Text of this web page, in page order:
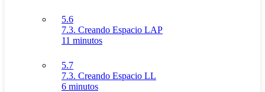
5.6
7.3. Creando Espacio LAP
11 minutos
5.7
7.3. Creando Espacio LL
6 minutos